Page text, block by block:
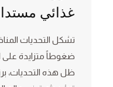
غذائي
تشكل التحديات
ضغوطاً متزايدة على
ظل هذه التحديات،